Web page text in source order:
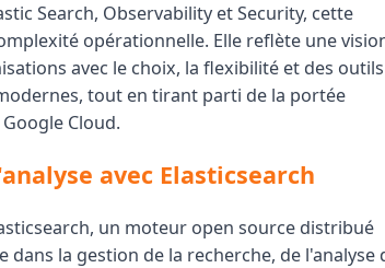
Search, Observability et Security, cette
opérationnelle. Elle reflète une
avec le choix, la flexibilité et des outils
tout en tirant parti de la portée
Cloud.
avec Elasticsearch
un moteur open source distribué
dans la gestion de la recherche, de l'analyse